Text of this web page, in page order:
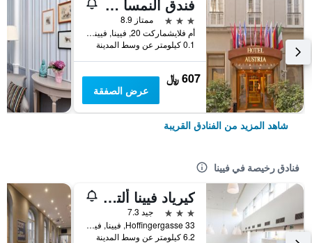
فندق النمسا - فيينا
3 نجوم
ممتاز 8.9
أم فلايشماركت 20, فيينا, فيينا, النمسا
0.1 كيلومتر عن وسط المدينة
607 ﷼
عرض الصفقة
شاهد المزيد من الفنادق القريبة
فنادق رخيصة في فيينا
كيرياد فيينا ألتمانسدورف
3 نجوم
جيد 7.3
Hoffingergasse 33, فيينا, فيينا, النمسا
6.2 كيلومتر عن وسط المدينة